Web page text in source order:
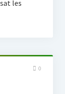
les
0